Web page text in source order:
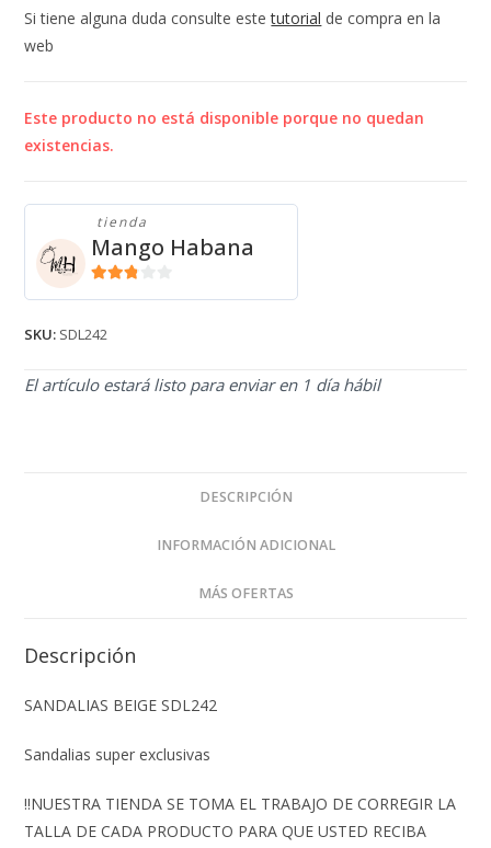
Si tiene alguna duda consulte estetutorial de compra en la
web
Este producto no está disponible porque no quedan
existencias.
tienda
Mango Habana
SKU: SDL242
El artículo estará listo para enviar en 1 día hábil
DESCRIPCIÓN
INFORMACIÓN ADICIONAL
MÁS OFERTAS
Descripción
SANDALIAS BEIGE SDL242
Sandalias super exclusivas
‼️NUESTRA TIENDA SE TOMA EL TRABAJO DE CORREGIR LA
TALLA DE CADA PRODUCTO PARA QUE USTED RECIBA